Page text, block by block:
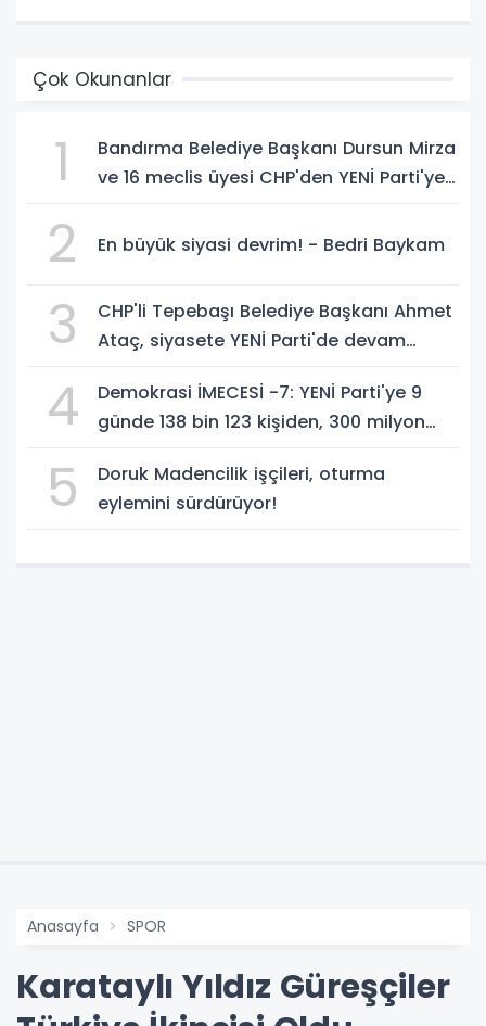
Çok Okunanlar
1
Bandırma Belediye Başkanı Dursun Mirza
ve 16 meclis üyesi CHP'den YENİ Parti'ye
2 En büyük siyasi devrim! - Bedri Baykam
3
CHP'li Tepebaşı Belediye Başkanı Ahmet
Ataç, siyasete YENİ Parti'de devam
4
Demokrasi İMECESİ -7: YENİ Parti'ye 9
günde 138 bin 123 kişiden, 300 milyon
5
Doruk Madencilik işçileri, oturma
eylemini sürdürüyor!
Anasayfa SPOR
Karataylı Yıldız Güreşçiler